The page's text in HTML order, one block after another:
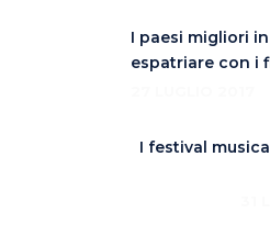
I paesi migliori
espatriare con i
I festival